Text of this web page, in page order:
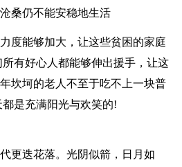
桑仍不能安稳地生活
度能够加大，让这些贫困的家庭
有好心人都能够伸出援手，让这
坎坷的老人不至于吃不上一块普
是充满阳光与欢笑的!
更迭花落。光阴似箭，日月如